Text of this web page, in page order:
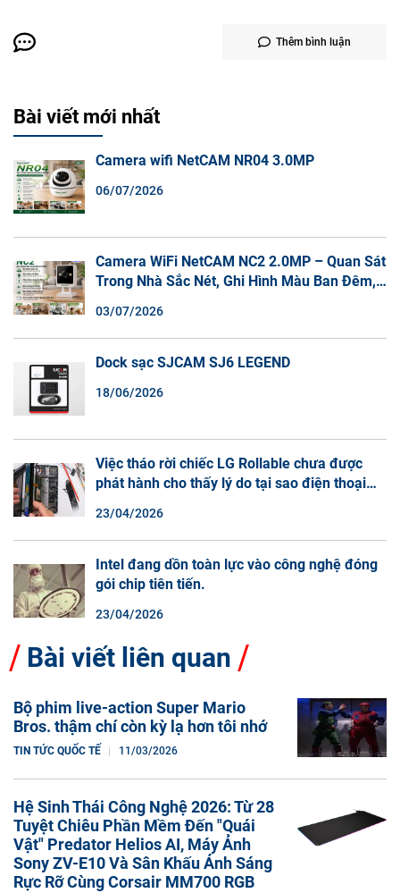
Thêm bình luận
Bài viết mới nhất
Camera wifi NetCAM NR04 3.0MP
06/07/2026
Camera WiFi NetCAM NC2 2.0MP – Quan Sát
Trong Nhà Sắc Nét, Ghi Hình Màu Ban Đêm,
03/07/2026
Dock sạc SJCAM SJ6 LEGEND
18/06/2026
Việc tháo rời chiếc LG Rollable chưa được
phát hành cho thấy lý do tại sao điện thoại
23/04/2026
Intel đang dồn toàn lực vào công nghệ đóng
gói chip tiên tiến.
23/04/2026
Bài viết liên quan
Bộ phim live-action Super Mario
Bros. thậm chí còn kỳ lạ hơn tôi nhớ
TIN TỨC QUỐC TẾ 11/03/2026
Hệ Sinh Thái Công Nghệ 2026: Từ 28
Tuyệt Chiêu Phần Mềm Đến "Quái
Vật" Predator Helios AI, Máy Ảnh
Sony ZV-E10 Và Sân Khấu Ánh Sáng
Rực Rỡ Cùng Corsair MM700 RGB